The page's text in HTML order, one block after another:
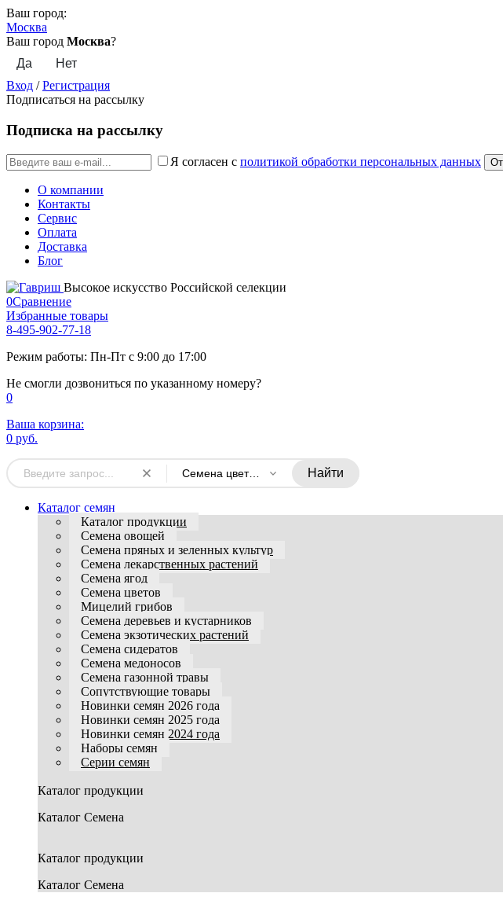
Ваш город:
Москва
Ваш город Москва?
Вход /Регистрация
Подписаться на рассылку
Подписка на рассылку
Я согласен с политикой обработки персональных данных
О компании
Контакты
Сервис
Оплата
Доставка
Блог
Высокое искусство Российской селекции
0Сравнение
Избранные товары
8-495-902-77-18
Режим работы: Пн-Пт с 9:00 до 17:00
Не смогли дозвониться по указанному номеру?
0
Ваша корзина:
0 руб.
Семена цветов комнатных Найти
Каталог семян
Каталог продукции
Семена овощей
Семена пряных и зеленных культур
Семена лекарственных растений
Семена ягод
Семена цветов
Мицелий грибов
Семена деревьев и кустарников
Семена экзотических растений
Семена сидератов
Семена медоносов
Семена газонной травы
Сопутствующие товары
Новинки семян 2026 года
Новинки семян 2025 года
Новинки семян 2024 года
Наборы семян
Серии семян
Каталог продукции
Каталог Семена
Каталог продукции
Каталог Семена